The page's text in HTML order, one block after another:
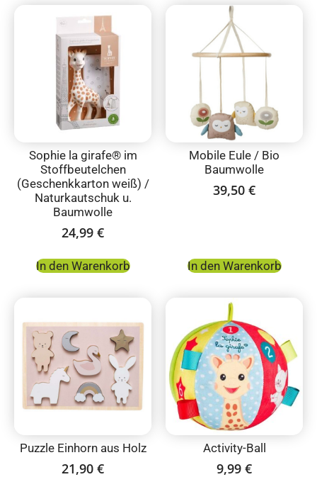
Sophie la girafe® im
Stoffbeutelchen
(Geschenkkarton weiß) /
Naturkautschuk u.
Baumwolle
24,99 €
In den Warenkorb
Mobile Eule / Bio
Baumwolle
39,50 €
In den Warenkorb
Puzzle Einhorn aus Holz
21,90 €
Activity-Ball
9,99 €